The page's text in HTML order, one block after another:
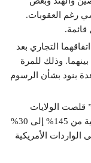
رغم العقوبات.
قائمة.
الماضي، اتفاقهما التجاري بعد
بينهما. وذلك للمرة
عدة بنود بشأن الرسوم
قلصت الولايات
المتحدة التعريفات الجمركية على السلع الصينية من 145% إلى 30%
الأمريكية